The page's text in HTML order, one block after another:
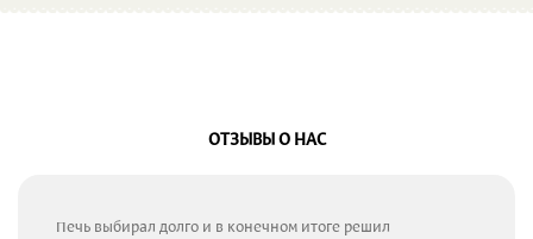
ОТЗЫВЫ О НАС
Печь выбирал долго и в конечном итоге решил